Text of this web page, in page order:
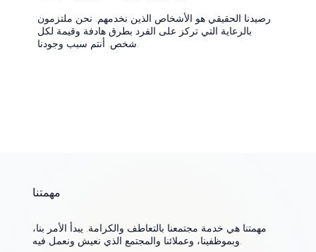
رصيدنا الحقيقي هو الأشخاص الذين نخدمهم. نحن ملتزمون
بالرعاية التي تركز على الفرد بطرق هادفة وقيمة لكل
شخص. أنتم سبب وجودنا.
مهمتنا
مهمتنا هي خدمة مجتمعنا بالتعاطف والكرامة. يبدأ الأمر بنا،
وبموظفينا، وعملائنا والمجتمع الذي نعيش ونعمل فيه.